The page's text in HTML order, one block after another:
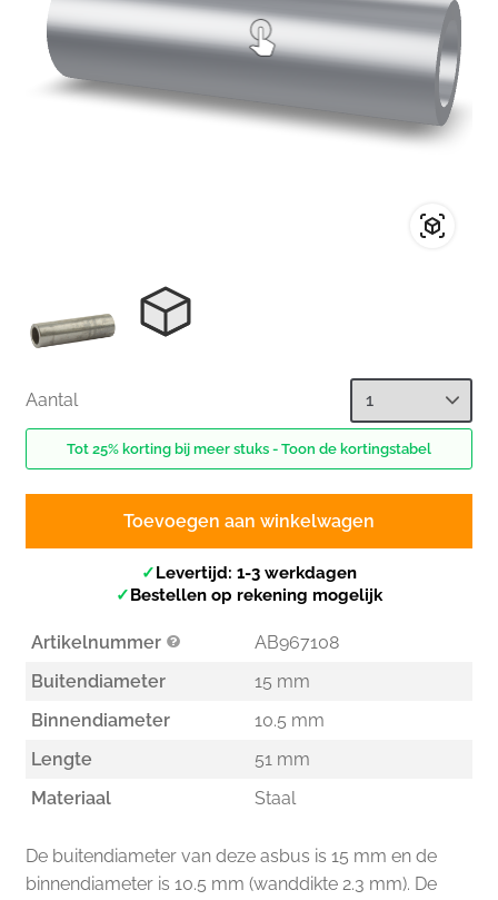
De buitendiameter van deze asbus is 15 mm en de
binnendiameter is 10.5 mm (wanddikte 2.3 mm). De
Aantal
Tot 25% korting bij meer stuks - Toon de kortingstabel
Toevoegen aan winkelwagen
✓Levertijd: 1-3 werkdagen
✓Bestellen op rekening mogelijk
Artikelnummer
AB967108
Buitendiameter
15 mm
Binnendiameter
10.5 mm
Lengte
51 mm
Materiaal
Staal